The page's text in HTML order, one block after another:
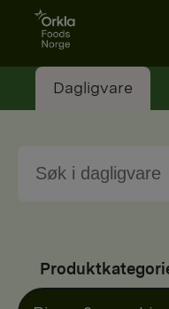
Go to frontpage
Dagligvare